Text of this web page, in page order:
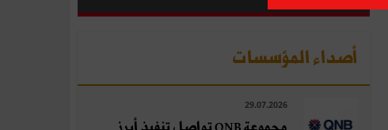
أصداء المؤسسات
29.07.2026